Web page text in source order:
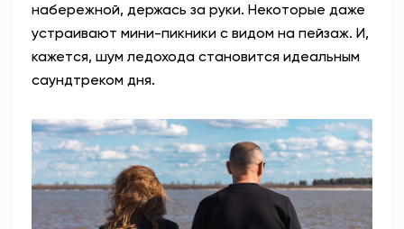
набережной, держась за руки. Некоторые даже
устраивают мини-пикники с видом на пейзаж. И,
кажется, шум ледохода становится идеальным
саундтреком дня.